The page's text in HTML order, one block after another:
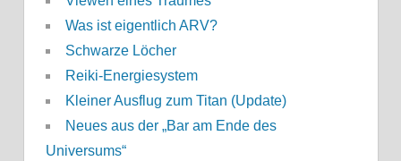
Was ist eigentlich ARV?
Schwarze Löcher
Reiki-Energiesystem
Kleiner Ausflug zum Titan (Update)
Neues aus der „Bar am Ende des
Universums“